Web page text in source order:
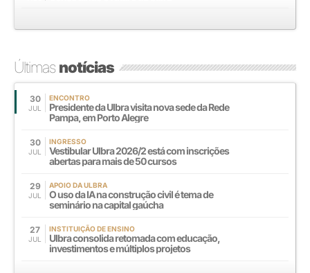
Últimasnotícias
30
JUL
ENCONTRO
Presidente da Ulbra visita nova sede da Rede
Pampa, em Porto Alegre
30
JUL
INGRESSO
Vestibular Ulbra 2026/2 está com inscrições
abertas para mais de 50 cursos
29
JUL
APOIO DA ULBRA
O uso da IA na construção civil é tema de
seminário na capital gaúcha
27
JUL
INSTITUIÇÃO DE ENSINO
Ulbra consolida retomada com educação,
investimentos e múltiplos projetos